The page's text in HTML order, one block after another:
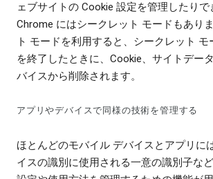
ェブサイトの Cookie 設定を管理したりで
Chrome にはシークレット モードもあり
ト モードを利用すると、シークレット モ
を終了したときに、Cookie、サイトデー
バイスから削除されます。
アプリやデバイスで同様の技術を管理する
ほとんどのモバイル デバイスとアプリに
イスの識別に使用される一意の識別子な